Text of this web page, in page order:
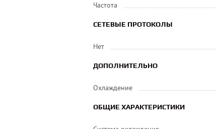
Частота
СЕТЕВЫЕ ПРОТОКОЛЫ
Нет
ДОПОЛНИТЕЛЬНО
Охлаждение
ОБЩИЕ ХАРАКТЕРИСТИКИ